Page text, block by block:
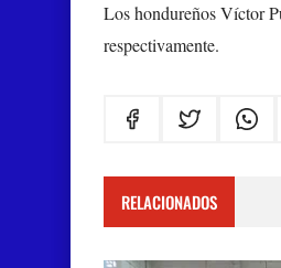
Los hondureños Víctor
respectivamente.
RELACIONADOS